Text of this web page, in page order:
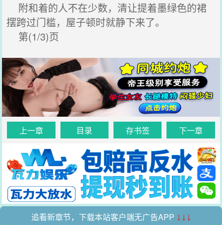
附和着的人不在少数，清让提着墨绿色的裙
摆跨过门槛，屋子顿时就静下来了。
第(1/3)页
上一章 目录 存书签 下一章
追看新章节，下载本站客户端无广告APP ↓↓↓